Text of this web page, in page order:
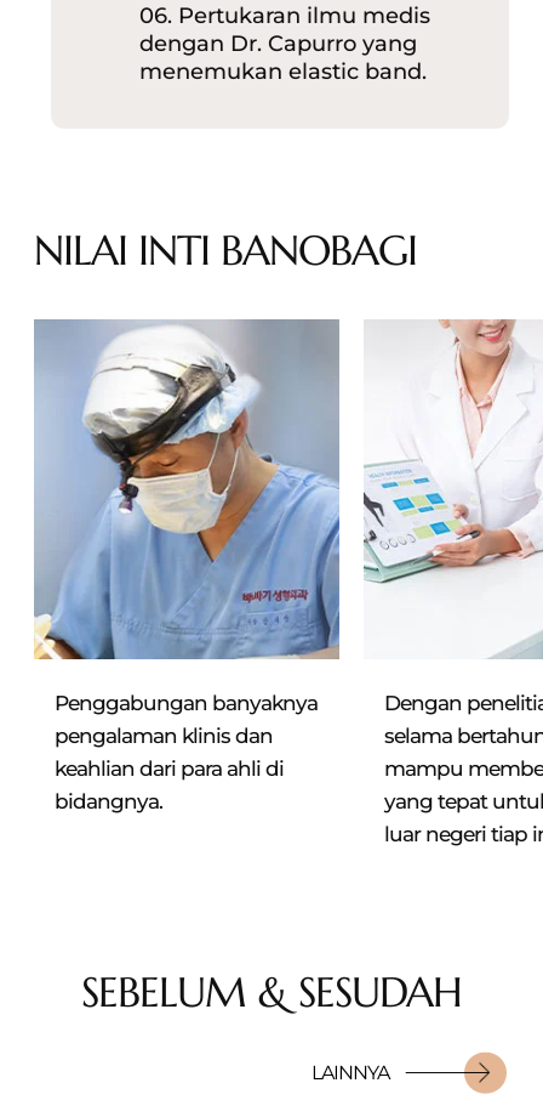
06. Pertukaran ilmu medis
dengan Dr. Capurro yang
menemukan elastic band.
NILAI INTI BANOBAGI
Penggabungan banyaknya
pengalaman klinis dan
keahlian dari para ahli di
bidangnya.
Dengan
selama
mampu
yang tepat
luar negeri tiap
SEBELUM & SESUDAH
LAINNYA